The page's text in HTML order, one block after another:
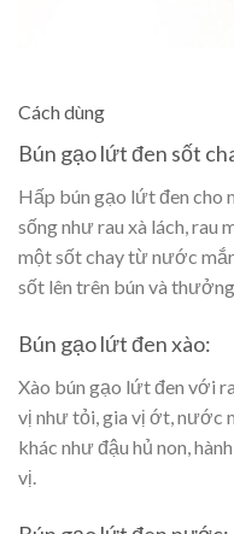
Cách dùng
Bún gạo lứt đen sốt
Hấp bún gạo lứt đen cho
sống như rau xà lách, rau
một sốt chay từ nước
sốt lên trên bún và
Bún gạo lứt đen xào:
Xào bún gạo lứt đen với
vị như tỏi, gia vị ớt, nước
khác như đậu hủ non,
vị.